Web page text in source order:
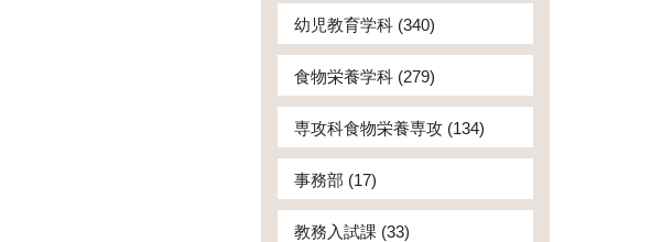
幼児教育学科 (340)
食物栄養学科 (279)
専攻科食物栄養専攻 (134)
事務部 (17)
教務入試課 (33)